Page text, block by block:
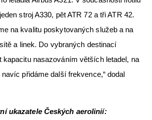
stroj A330, pět ATR 72 a tři ATR 42.
na kvalitu poskytovaných služeb a na
a linek. Do vybraných destinací
kapacitu nasazováním větších letadel, na
přidáme další frekvence,“ dodal
ukazatele Českých aerolinií: